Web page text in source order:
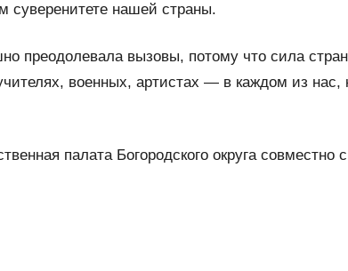
суверенитете нашей страны.
преодолевала вызовы, потому что сила
военных, артистах — в каждом из нас,
палата Богородского округа